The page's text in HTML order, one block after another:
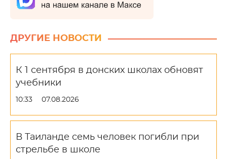
ДРУГИЕ НОВОСТИ
К 1 сентября в донских школах обновят
учебники
10:33 07.08.2026
В Таиланде семь человек погибли при
стрельбе в школе